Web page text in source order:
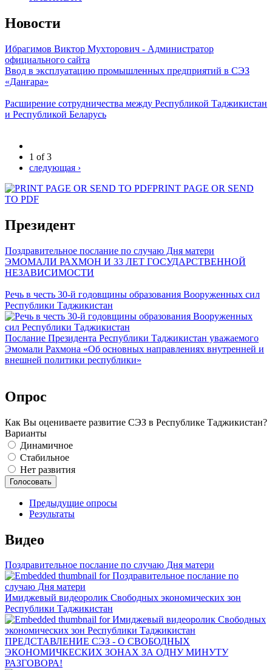
Новости
Ибрагимов Виктор Мухторович - Администратор
официального сайта
Ввод в эксплуатацию промышленных предприятий в СЭЗ
«Данғара»
Расширение сотрудничества между Республикой Таджикистан
и Республикой Беларусь
1 of 3
следующая ›
PRINT PAGE OR SEND
TO PDF
Президент
Поздравительное послание по случаю Дня матери
ЭМОМАЛИ РАХМОН И 33 ЛЕТ ГОСУДАРСТВЕННОЙ
НЕЗАВИСИМОСТИ
Речь в честь 30-й годовщины образования Вооруженных сил
Республики Таджикистан
Послание Президента Республики Таджикистан уважаемого
Эмомали Рахмона «Об основных направлениях внутренней и
внешней политики республики»
Опрос
Как Вы оцениваете развитие СЭЗ в Республике Таджикистан?
Варианты
Динамичное
Стабильное
Нет развития
Предыдущие опросы
Результаты
Видео
Поздравительное послание по случаю Дня матери
Имиджевый видеоролик Свободных экономических зон
Республики Таджикистан
ПРЕДСТАВЛЕНИЕ СЭЗ - О СВОБОДНЫХ
ЭКОНОМИЧКЕСКИХ ЗОНАХ ЗА ОДНУ МИНУТУ
РАЗГОВОРА!